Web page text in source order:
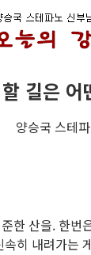
길은 어
양승국 스테
한 산을. 한번
히 내려가는